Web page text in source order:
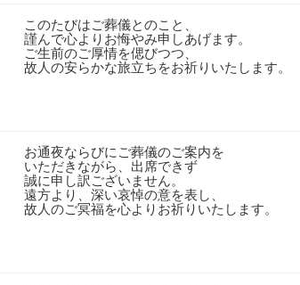
このたびはご葬儀とのこと、
謹んで心よりお悔やみ申しあげます。
ご生前のご厚情を偲びつつ、
故人の安らかな旅立ちをお祈りいたします。
お通夜ならびにご葬儀のご案内を
いただきながら、出席できず
誠に申し訳ございません。
遠方より、深い哀悼の意を表し、
故人のご冥福を心よりお祈りいたします。